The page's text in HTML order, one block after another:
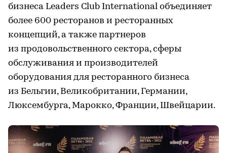
бизнеса Leaders Club International объединяет
более 600 ресторанов и ресторанных
концепций, а также партнеров
из продовольственного сектора, сферы
обслуживания и производителей
оборудования для ресторанного бизнеса
из Бельгии, Великобритании, Германии,
Люксембурга, Марокко, Франции, Швейцарии.